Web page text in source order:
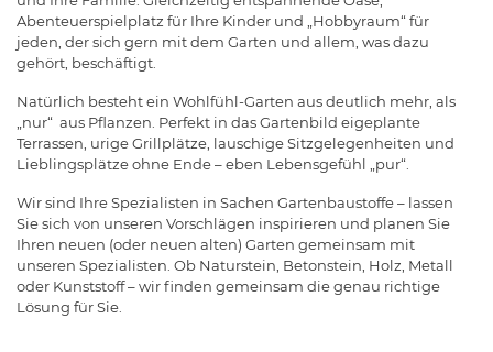
Abenteuerspielplatz für Ihre Kinder und „Hobbyraum“ für
jeden, der sich gern mit dem Garten und allem, was dazu
gehört, beschäftigt.
Natürlich besteht ein Wohlfühl-Garten aus deutlich mehr, als
„nur“ aus Pflanzen. Perfekt in das Gartenbild eigeplante
Terrassen, urige Grillplätze, lauschige Sitzgelegenheiten und
Lieblingsplätze ohne Ende – eben Lebensgefühl „pur“.
Wir sind Ihre Spezialisten in Sachen Gartenbaustoffe – lassen
Sie sich von unseren Vorschlägen inspirieren und planen Sie
Ihren neuen (oder neuen alten) Garten gemeinsam mit
unseren Spezialisten. Ob Naturstein, Betonstein, Holz, Metall
oder Kunststoff – wir finden gemeinsam die genau richtige
Lösung für Sie.